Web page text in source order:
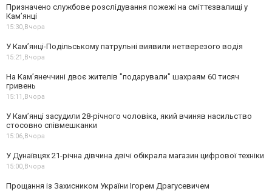
Призначено службове розслідування пожежі на сміттєзвалищі у
Кам’янці
15:30,Вчора
У Кам’янці-Подільському патрульні виявили нетверезого водія
15:21,Вчора
На Камʼянеччині двоє жителів "подарували" шахраям 60 тисяч
гривень
15:11,Вчора
У Камʼянці засудили 28-річного чоловіка, який вчиняв насильство
стосовно співмешканки
15:06,Вчора
У Дунаївцях 21-річна дівчина двічі обікрала магазин цифрової техніки
15:00,Вчора
Прощання із Захисником України Ігорем Драгусевичем